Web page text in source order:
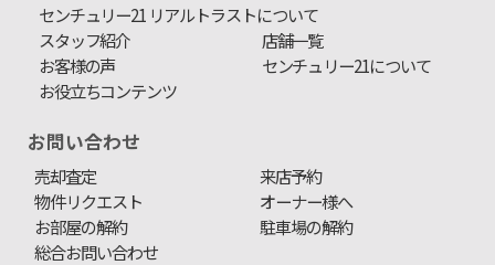
センチュリー21 リアルトラストについて
スタッフ紹介
店舗一覧
お客様の声
センチュリー21について
お役立ちコンテンツ
お問い合わせ
売却査定
来店予約
物件リクエスト
オーナー様へ
お部屋の解約
駐車場の解約
総合お問い合わせ